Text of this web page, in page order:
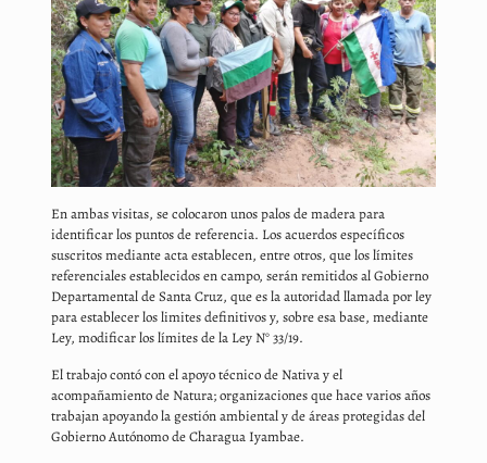
En ambas visitas, se colocaron unos palos de madera para
identificar los puntos de referencia. Los acuerdos específicos
suscritos mediante acta establecen, entre otros, que los límites
referenciales establecidos en campo, serán remitidos al Gobierno
Departamental de Santa Cruz, que es la autoridad llamada por ley
para establecer los limites definitivos y, sobre esa base, mediante
Ley, modificar los límites de la Ley N° 33/19.
El trabajo contó con el apoyo técnico de Nativa y el
acompañamiento de Natura; organizaciones que hace varios años
trabajan apoyando la gestión ambiental y de áreas protegidas del
Gobierno Autónomo de Charagua Iyambae.